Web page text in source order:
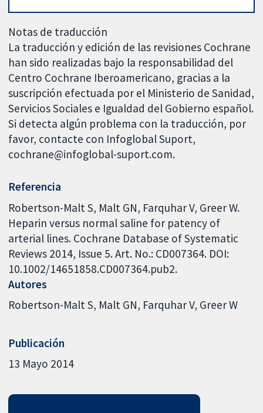
Notas de traducción
La traducción y edición de las revisiones Cochrane
han sido realizadas bajo la responsabilidad del
Centro Cochrane Iberoamericano, gracias a la
suscripción efectuada por el Ministerio de Sanidad,
Servicios Sociales e Igualdad del Gobierno español.
Si detecta algún problema con la traducción, por
favor, contacte con Infoglobal Suport,
cochrane@infoglobal-suport.com.
Referencia
Robertson-Malt S, Malt GN, Farquhar V, Greer W.
Heparin versus normal saline for patency of
arterial lines. Cochrane Database of Systematic
Reviews 2014, Issue 5. Art. No.: CD007364. DOI:
10.1002/14651858.CD007364.pub2.
Autores
Robertson-Malt S Malt GN Farquhar V Greer W
Publicación
13 Mayo 2014